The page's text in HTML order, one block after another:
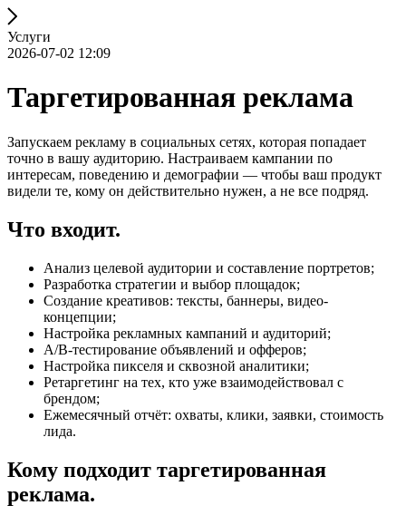
Услуги
2026-07-02 12:09
Таргетированная реклама
Запускаем рекламу в социальных сетях, которая попадает
точно в вашу аудиторию. Настраиваем кампании по
интересам, поведению и демографии — чтобы ваш продукт
видели те, кому он действительно нужен, а не все подряд.
Что входит.
Анализ целевой аудитории и составление портретов;
Разработка стратегии и выбор площадок;
Создание креативов: тексты, баннеры, видео-
концепции;
Настройка рекламных кампаний и аудиторий;
A/B-тестирование объявлений и офферов;
Настройка пикселя и сквозной аналитики;
Ретаргетинг на тех, кто уже взаимодействовал с
брендом;
Ежемесячный отчёт: охваты, клики, заявки, стоимость
лида.
Кому подходит таргетированная
реклама.